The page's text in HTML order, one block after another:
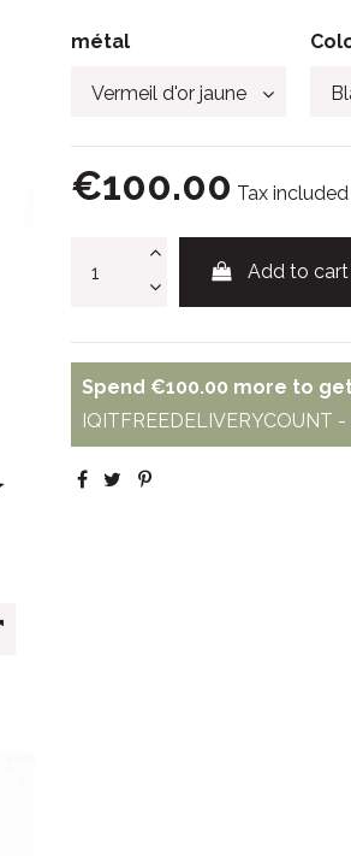
métal
€100.00 Tax included
Add to cart
Spend €100.00 more to